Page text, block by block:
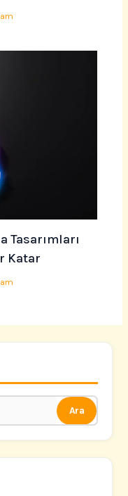
Tasarımları
Katar
Ara